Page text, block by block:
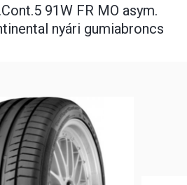
91W FR MO asym.
nyári gumiabroncs